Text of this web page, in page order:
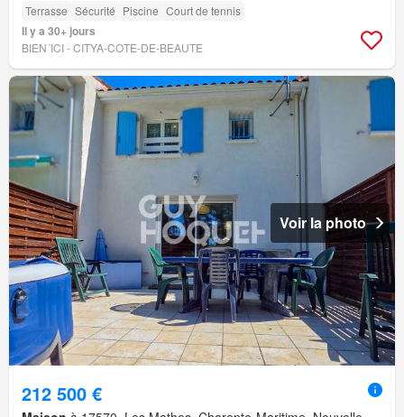
Terrasse Sécurité Piscine Court de tennis
Il y a 30+ jours
BIEN´ICI - CITYA-COTE-DE-BEAUTE
Voir la photo
212 500 €